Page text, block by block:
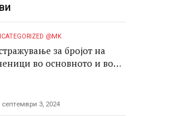
@MK
за бројот на
во основното и во
септември 3, 2024